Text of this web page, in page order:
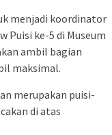
menjadi koordinator
Puisi ke-5 di Museum
ambil bagian
maksimal.
merupakan puisi-
di atas